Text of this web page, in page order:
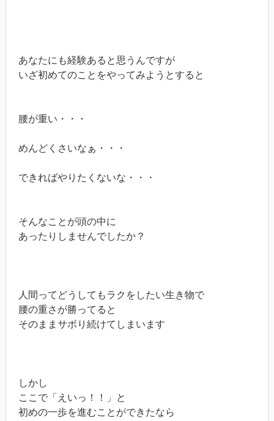
あなたにも経験あると思うんですが
いざ初めてのことをやってみようとすると
腰が重い・・・
めんどくさいなぁ・・・
できればやりたくないな・・・
そんなことが頭の中に
あったりしませんでしたか？
人間ってどうしてもラクをしたい生き物で
腰の重さが勝ってると
そのままサボり続けてしまいます
しかし
ここで「えいっ！！」と
初めの一歩を進むことができたなら